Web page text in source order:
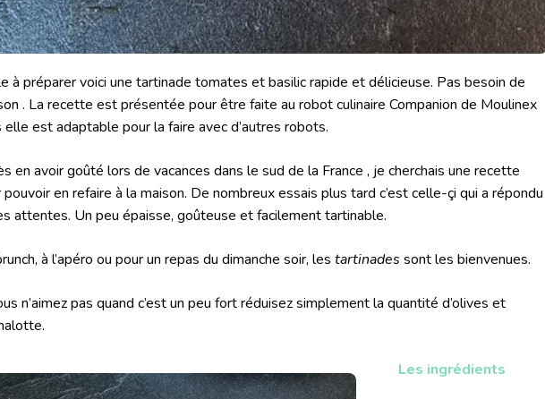
à préparer voici une tartinade tomates et basilic rapide et délicieuse. Pas besoin de
. La recette est présentée pour être faite au robot culinaire Companion de Moulinex
elle est adaptable pour la faire avec d’autres robots.
en avoir goûté lors de vacances dans le sud de la France , je cherchais une recette
pouvoir en refaire à la maison. De nombreux essais plus tard c’est celle-çi qui a répondu
attentes. Un peu épaisse, goûteuse et facilement tartinable.
à l’apéro ou pour un repas du dimanche soir, les tartinades sont les bienvenues.
n’aimez pas quand c’est un peu fort réduisez simplement la quantité d’olives et
Les ingrédients